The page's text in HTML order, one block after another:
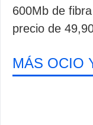
600Mb de
precio de
MÁS OCIO